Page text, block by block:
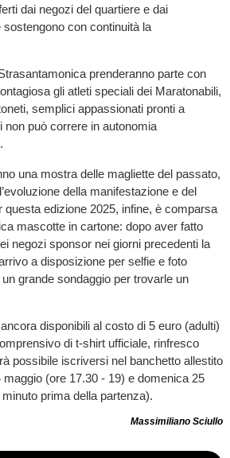
dai negozi del quartiere e dai
con continuità la
prenderanno parte con
gli atleti speciali dei Maratonabili,
semplici appassionati pronti a
non può correre in autonomia
una mostra delle magliette del passato,
della manifestazione e del
questa edizione 2025, infine, è comparsa
mascotte in cartone: dopo aver fatto
negozi sponsor nei giorni precedenti la
a disposizione per selfie e foto
grande sondaggio per trovarle un
disponibili al costo di 5 euro (adulti)
di t-shirt ufficiale, rinfresco
possibile iscriversi nel banchetto allestito
maggio (ore 17.30 - 19) e domenica 25
prima della partenza).
Massimiliano Sciullo